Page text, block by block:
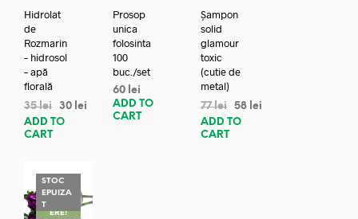
Hidrolat
de
Rozmarin
– hidrosol
– apă
florală
35lei 30 lei
ADD TO
CART
Prosop
unica
folosinta
100
buc./set
60 lei
ADD TO
CART
Șampon
solid
glamour
toxic
(cutie de
metal)
77lei 58 lei
ADD TO
CART
STOC
EPUIZA
TREDUC
ERE!